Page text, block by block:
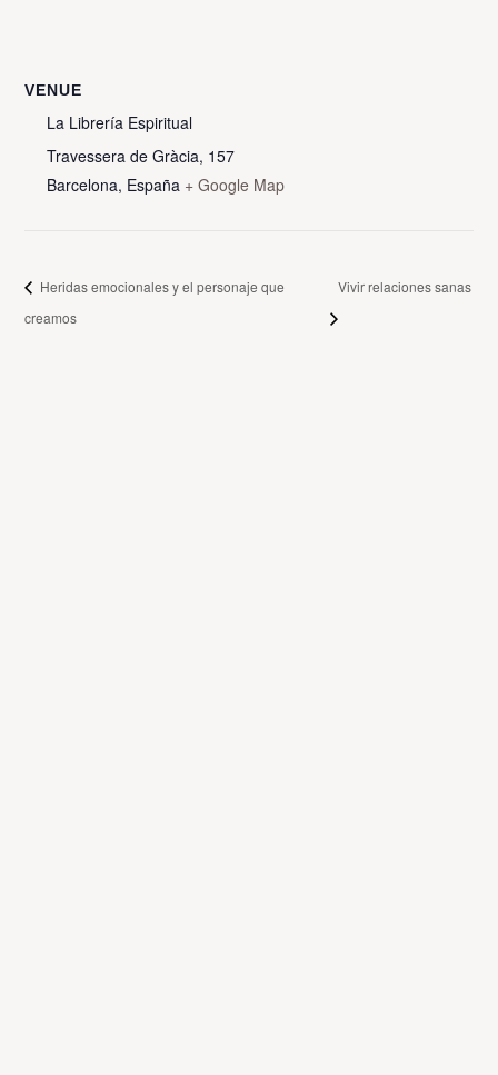
VENUE
La Librería Espiritual
Travessera de Gràcia, 157
Barcelona, España + Google Map
Heridas emocionales y el personaje que
creamos
Vivir relaciones sanas